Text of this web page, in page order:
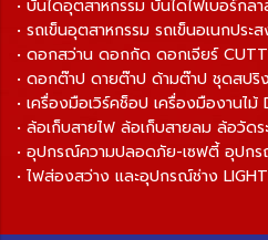
• บันไดอุตสาหกรรม บันไดไฟเบอร์กล
• รถเข็นอุตสาหกรรม รถเข็นอเนกประ
• ดอกสว่าน ดอกกัด ดอกเจียร์
• ดอกต๊าป ดายต๊าป ด้ามต๊าป ชุดสปริ
• เครื่องมือเวิร์คช็อป เครื่องมืองานไม้
• ล้อเก็บสายไฟ ล้อเก็บสายลม ล้อวัดร
• อุปกรณ์ความปลอดภัย-เซฟตี้ อุปก
• ไฟส่องสว่าง และอุปกรณ์ช่าง